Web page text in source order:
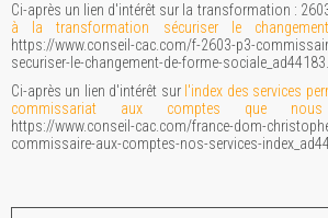
Ci-après un lien d'intérêt sur la transformation :
à la transformation sécuriser le
https://www.conseil-cac.com/f-2603-p3-
securiser-le-changement-de-forme-
Ci-après un lien d'intérêt sur l'index des services
commissariat aux comptes que nous
https://www.conseil-cac.com/france-dom-
commissaire-aux-comptes-nos-services-